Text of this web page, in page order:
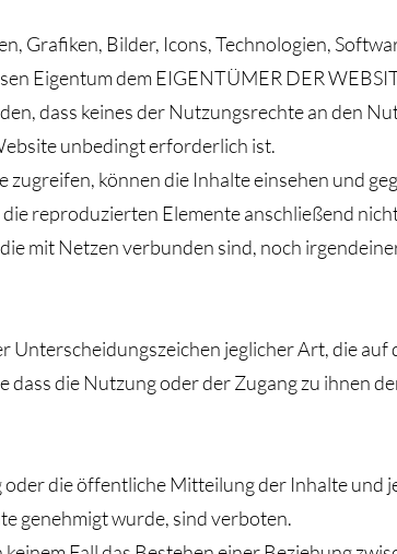
Grafiken, Bilder, Icons, Technologien,
Eigentum dem EIGENTÜMER DER
dass keines der Nutzungsrechte an den
unbedingt erforderlich ist.
zugreifen, können die Inhalte einsehen und
reproduzierten Elemente anschließend
mit Netzen verbunden sind, noch
Unterscheidungszeichen jeglicher Art, die auf
die Nutzung oder der Zugang zu ihnen
die öffentliche Mitteilung der Inhalte und
genehmigt wurde, sind verboten.